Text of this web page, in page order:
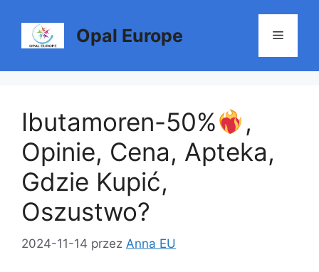
treści
Opal Europe Menu
Ibutamoren-50%
,
Opinie, Cena, Apteka,
Gdzie Kupić,
Oszustwo?
2024-11-14 przez Anna EU